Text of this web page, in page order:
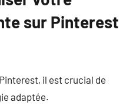
sur Pinterest
il est crucial de
adaptée.